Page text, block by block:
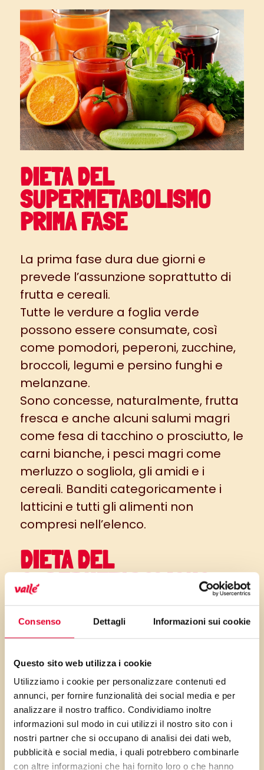
Consenso Dettagli Informazioni sui cookie
Questo sito web utilizza i cookie
Utilizziamo i cookie per personalizzare contenuti ed
annunci, per fornire funzionalità dei social media e per
analizzare il nostro traffico. Condividiamo inoltre
informazioni sul modo in cui utilizzi il nostro sito con i
nostri partner che si occupano di analisi dei dati web,
pubblicità e social media, i quali potrebbero combinarle
con altre informazioni che hai fornito loro o che hanno
DIETA DEL
SUPERMETABOLISMO
PRIMA FASE
La prima fase dura due giorni e
prevede l’assunzione soprattutto di
frutta e cereali.
Tutte le verdure a foglia verde
possono essere consumate, così
come pomodori, peperoni, zucchine,
broccoli, legumi e persino funghi e
melanzane.
Sono concesse, naturalmente, frutta
fresca e anche alcuni salumi magri
come fesa di tacchino o prosciutto, le
carni bianche, i pesci magri come
merluzzo o sogliola, gli amidi e i
cereali. Banditi categoricamente i
latticini e tutti gli alimenti non
compresi nell’elenco.
DIETA DEL
SUPERMETABOLISMO
SECONDA FASE
La seconda fase dura anch’essa due
giorni ed è calibrata su verdure e
proteine.
Oltre a tutte le verdure a foglia verde,
possono essere consumati soltanto
due frutti a basso contenuto di
zucchero come limone o lime e
varietà di carni magre come i salumi